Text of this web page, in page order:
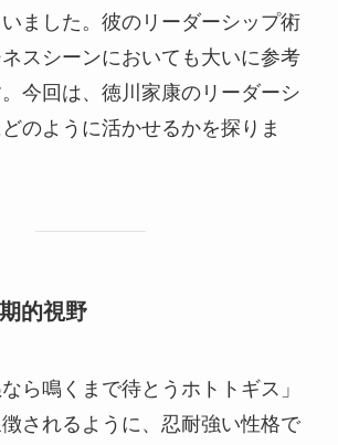
ました。彼のリーダーシップ術
スシーンにおいても大いに参考
今回は、徳川家康のリーダーシ
のように活かせるかを探りま
的視野
ら鳴くまで待とうホトトギス」
されるように、忍耐強い性格で